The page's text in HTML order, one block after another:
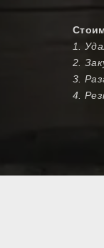
1.
2.
3.
4.